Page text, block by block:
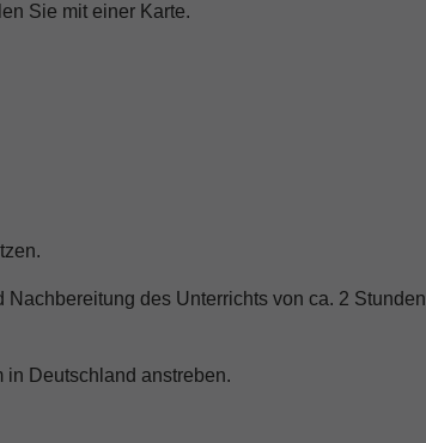
Sie mit einer Karte.
des Unterrichts von ca. 2 Stunden
Deutschland anstreben.